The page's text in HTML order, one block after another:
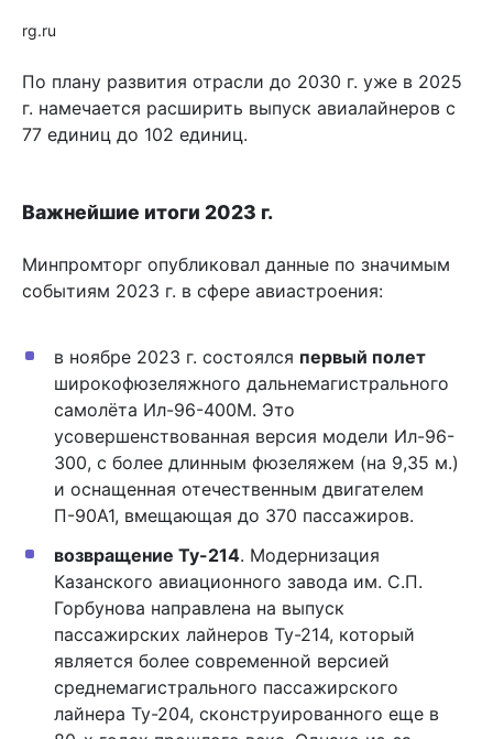
rg.ru
По плану развития отрасли до 2030 г. уже в 2025
г. намечается расширить выпуск авиалайнеров с
77 единиц до 102 единиц.
Важнейшие итоги 2023 г.
Минпромторг опубликовал данные по значимым
событиям 2023 г. в сфере авиастроения:
в ноябре 2023 г. состоялся первый полет
широкофюзеляжного дальнемагистрального
самолёта Ил-96-400М. Это
усовершенствованная версия модели Ил-96-
300, с более длинным фюзеляжем (на 9,35 м.)
и оснащенная отечественным двигателем
П-90А1, вмещающая до 370 пассажиров.
возвращение Ту-214. Модернизация
Казанского авиационного завода им. С.П.
Горбунова направлена на выпуск
пассажирских лайнеров Ту-214, который
является более современной версией
среднемагистрального пассажирского
лайнера Ту-204, сконструированного еще в